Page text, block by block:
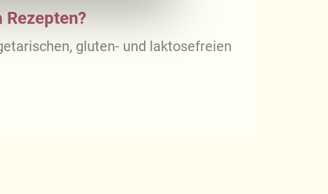
gluten- und laktosefreien